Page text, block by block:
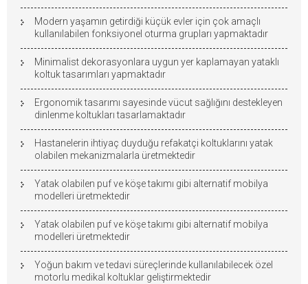
Modern yaşamın getirdiği küçük evler için çok amaçlı
kullanılabilen fonksiyonel oturma grupları yapmaktadır
Minimalist dekorasyonlara uygun yer kaplamayan yataklı
koltuk tasarımları yapmaktadır
Ergonomik tasarımı sayesinde vücut sağlığını destekleyen
dinlenme koltukları tasarlamaktadır
Hastanelerin ihtiyaç duyduğu refakatçi koltuklarını yatak
olabilen mekanizmalarla üretmektedir
Yatak olabilen puf ve köşe takımı gibi alternatif mobilya
modelleri üretmektedir
Yatak olabilen puf ve köşe takımı gibi alternatif mobilya
modelleri üretmektedir
Yoğun bakım ve tedavi süreçlerinde kullanılabilecek özel
motorlu medikal koltuklar geliştirmektedir